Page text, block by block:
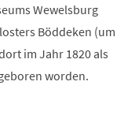
Wewelsburg
Böddeken (um
im Jahr 1820 als
worden.